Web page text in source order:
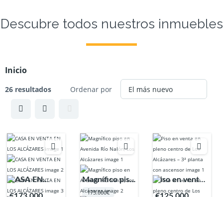
Descubre todos nuestros inmuebles
Inicio
26 resultados Ordenar por
CASA EN
VENTA EN
Magnífico piso
en Avenida Río
173.000€
Piso en venta
en pleno